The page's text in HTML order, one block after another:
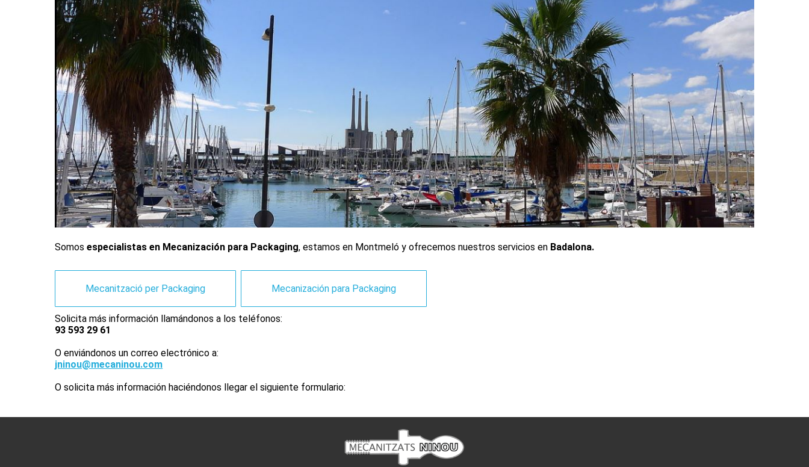
Somosespecialistas en Mecanización para Packaging, estamos en Montmeló y ofrecemos nuestros servicios en Badalona.
Mecanització per Packaging Mecanización para Packaging
Solicita más información llamándonos a los teléfonos:
93 593 29 61
O enviándonos un correo electrónico a:
jninou@mecaninou.com
O solicita más información haciéndonos llegar el siguiente formulario: